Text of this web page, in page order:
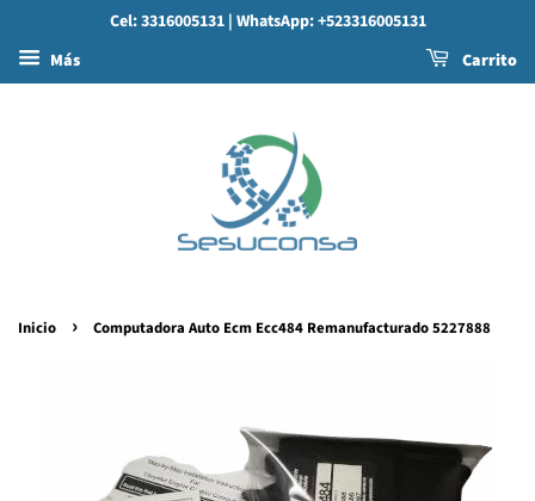
Cel: 3316005131 | WhatsApp: +523316005131
Más
Carrito
Inicio › Computadora Auto Ecm Ecc484 Remanufacturado 5227888